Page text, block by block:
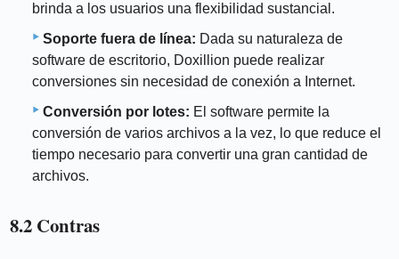
brinda a los usuarios una flexibilidad sustancial.
Soporte fuera de línea: Dada su naturaleza de
software de escritorio, Doxillion puede realizar
conversiones sin necesidad de conexión a Internet.
Conversión por lotes: El software permite la
conversión de varios archivos a la vez, lo que reduce el
tiempo necesario para convertir una gran cantidad de
archivos.
8.2 Contras